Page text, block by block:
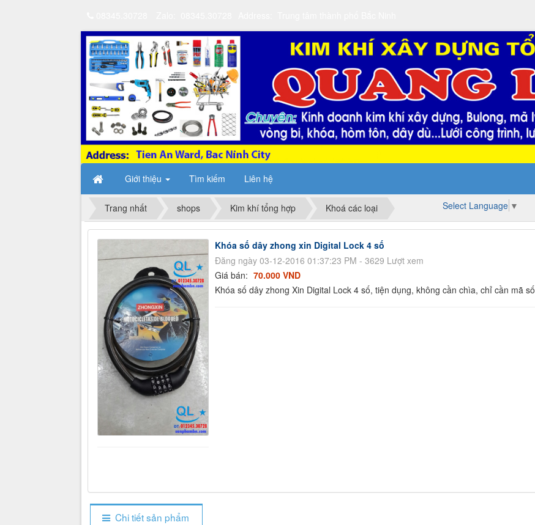
Giới thiệu Tìm kiếm Liên hệ
Trang nhất shops Kim khí tổng hợp Khoá các loại Select Language ▼
Khóa số dây zhong xin Digital Lock 4 số
Đăng ngày 03-12-2016 01:37:23 PM - 3629 Lượt xem
Giá bán: 70.000 VND
Khóa số dây zhong Xin Digital Lock 4 số, tiện dụng, không cần chìa, chỉ cần mã số
Chi tiết sản phẩm